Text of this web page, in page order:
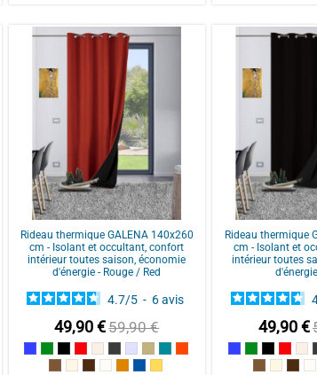
Rideau thermique GALENA 140x260
cm - Isolant et occultant, confort
intérieur toutes saison, économie
d'énergie - Rouge / Red
4.7/5 - 6avis
49,90 €59,90 €
BleuVertNoirRouge / Red
LinAnthracite/Dark Grey
PerleEcruBleu Canard
Terracotta
TaupeMasticChocolat
Naturel
Poterie
Pétrole
ocre
Rideau thermique
cm - Isolant et
intérieur toutes
49,90 €
BleuVertNoir Lin
TaupeMastic